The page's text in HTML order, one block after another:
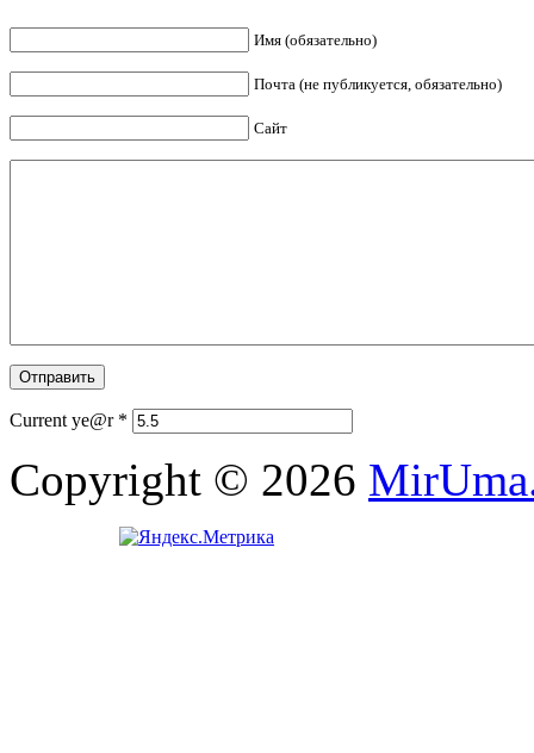
Имя (обязательно)
Почта (не публикуется, обязательно)
Сайт
Current ye@r *
Copyright © 2026